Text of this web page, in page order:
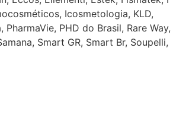
Icosmetologia, KLD,
PHD do Brasil, Rare Way,
Smart GR, Smart Br, Soupelli,